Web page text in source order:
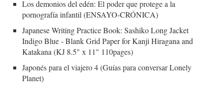
Los demonios del edén: El poder que protege a la
pornografía infantil (ENSAYO-CRÓNICA)
Japanese Writing Practice Book: Sashiko Long Jacket
Indigo Blue - Blank Grid Paper for Kanji Hiragana and
Katakana (KJ 8.5" x 11" 110pages)
Japonés para el viajero 4 (Guías para conversar Lonely
Planet)